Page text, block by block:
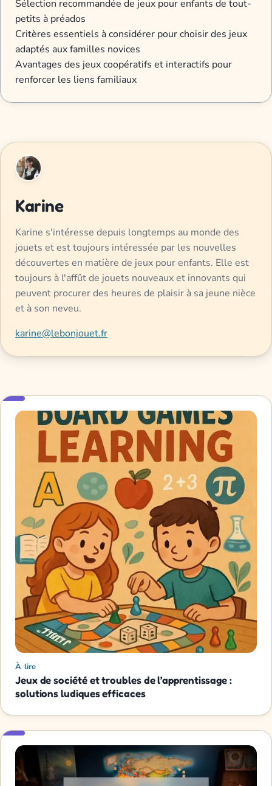
Sélection recommandée de jeux pour enfants de tout-
petits à préados
Critères essentiels à considérer pour choisir des jeux
adaptés aux familles novices
Avantages des jeux coopératifs et interactifs pour
renforcer les liens familiaux
Karine
Karine s'intéresse depuis longtemps au monde des
jouets et est toujours intéressée par les nouvelles
découvertes en matière de jeux pour enfants. Elle est
toujours à l'affût de jouets nouveaux et innovants qui
peuvent procurer des heures de plaisir à sa jeune nièce
et à son neveu.
karine@lebonjouet.fr
À lire
Jeux de société et troubles de l’apprentissage :
solutions ludiques efficaces